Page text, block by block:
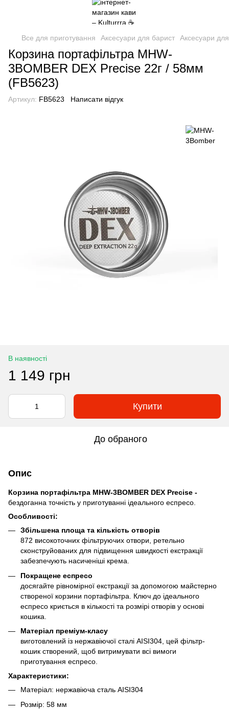
Все для приготування Аксесуари для барист Аксесуари
Корзина портафільтра MHW-
3BOMBER DEX Precise 22г / 58мм
(FB5623)
Артикул: FB5623 Написати відгук
В наявності
1 149 грн
Купити
До обраного
Опис
Корзина портафільтра MHW-3BOMBER DEX Precise -
бездоганна точність у приготуванні ідеального еспресо.
Особливості:
Збільшена площа та кількість отворів
872 високоточних фільтруючих отвори, ретельно
сконструйованих для підвищення швидкості екстракції
забезпечують насиченіші крема.
Покращене еспресо
досягайте рівномірної екстракції за допомогою майстерно
створеної корзини портафільтра. Ключ до ідеального
еспресо криється в кількості та розмірі отворів у основі
кошика.
Матеріал преміум-класу
виготовлений із нержавіючої сталі AISI304, цей фільтр-
кошик створений, щоб витримувати всі вимоги
приготування еспресо.
Характеристики:
Матеріал: нержавіюча сталь AISI304
Розмір: 58 мм